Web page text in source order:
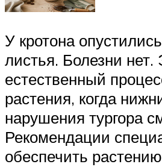
У кротона
листья. Болезни нет.
естественный
растения, когда
нарушения тургора
Рекомендации
обеспечить